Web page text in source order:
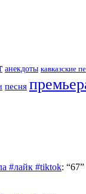
анекдоты кавказские
песня
#лайк #tiktok: “67”